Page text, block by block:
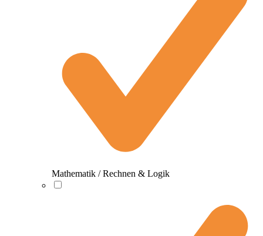
Mathematik / Rechnen & Logik